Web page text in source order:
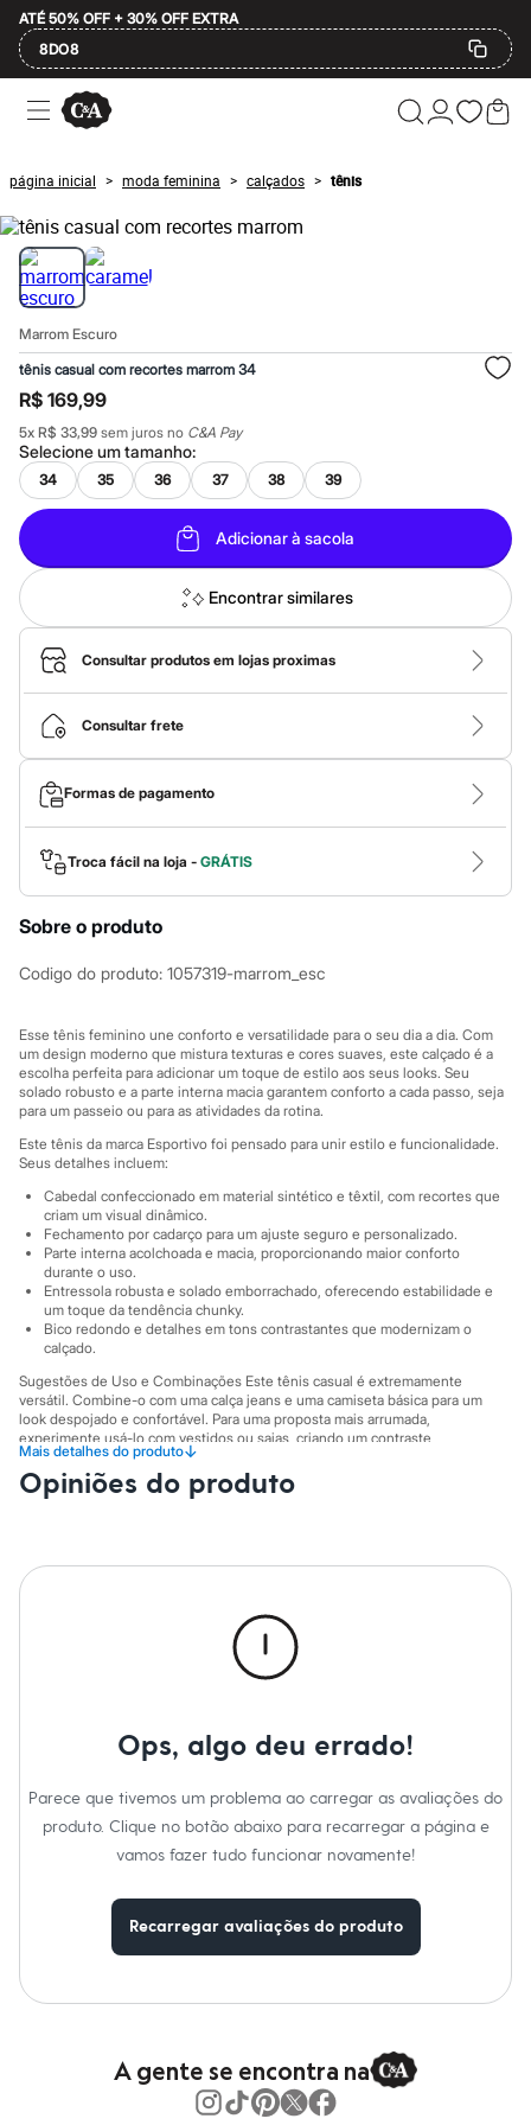
ATÉ 50% OFF + 30% OFF EXTRA
8DO8
Ofertas
Compre por Departamento
Masculino
Infantil
Calçados
Mindse7
Plus Size
Até 20% off
Até 40% off
Até 60% off
A partir de 60% off
Feminino
Em alta
Inverno
Alfaiataria
Novidades
Roupas
Blusas e Camisetas
Básicos
Calças
Casacos e Jaquetas
Jeans
Macacões
Saias
Shorts e Bermudas
Vestidos
Bolsas
Bonés e Chapéus
Bijoux
Cintos
Óculos
Relógios
Calçados
Botas
Chinelos
Rasteirinhas
Sandálias
Sapatilhas
Tênis
Marcas
Clock House
Mindset
Sawary
Yessica
Moda esportiva
Acessórios
Blusas
Calçados
Leggings
Shorts e Bermudas
Tops
Moda íntima
Calcinhas
Cintas e Modeladores
Meias
Pijamas
Moda praia
Biquínis
Maiôs
Saídas de praia
Personagens
Plus size
Casacos e Jaquetas
Jeans
Bermudas
Camisas
Calças
Camisetas e Regatas
Chapéus e Bonés
Cintos
página inicial > moda feminina > calçados > tênis
Marrom Escuro
tênis casual com recortes marrom 34
R$ 169,99
5x R$ 33,99 sem juros no C&A Pay
Selecione umtamanho:
34 35 36 37 38 39
Adicionar à sacola
Encontrar similares
Consultar produtos em lojas proximas
Consultar frete
Formas de pagamento
Troca fácil na loja - GRÁTIS
Sobre o produto
Codigo do produto: 1057319-marrom_esc
Esse tênis feminino une conforto e versatilidade para o seu dia a dia. Com
um design moderno que mistura texturas e cores suaves, este calçado é a
escolha perfeita para adicionar um toque de estilo aos seus looks. Seu
solado robusto e a parte interna macia garantem conforto a cada passo, seja
para um passeio ou para as atividades da rotina.
Este tênis da marca Esportivo foi pensado para unir estilo e funcionalidade.
Seus detalhes incluem:
Cabedal confeccionado em material sintético e têxtil, com recortes que
criam um visual dinâmico.
Fechamento por cadarço para um ajuste seguro e personalizado.
Parte interna acolchoada e macia, proporcionando maior conforto
durante o uso.
Entressola robusta e solado emborrachado, oferecendo estabilidade e
um toque da tendência chunky.
Bico redondo e detalhes em tons contrastantes que modernizam o
calçado.
Sugestões de Uso e Combinações Este tênis casual é extremamente
versátil. Combine-o com uma calça jeans e uma camiseta básica para um
look despojado e confortável. Para uma proposta mais arrumada,
experimente usá-lo com vestidos ou saias, criando um contraste
interessante entre o casual e o feminino. Ele também é o par perfeito para
conjuntos de moletom ou calças de alfaiataria, provando que o conforto
pode andar junto com a moda.
Mais detalhes do produto↓
Informacoes gerais:
Opiniões do produto
Ops, algo deu errado!
Parece que tivemos um problema ao carregar as avaliações do
produto. Clique no botão abaixo para recarregar a página e
vamos fazer tudo funcionar novamente!
Recarregar avaliações do produto
A gente se encontra na